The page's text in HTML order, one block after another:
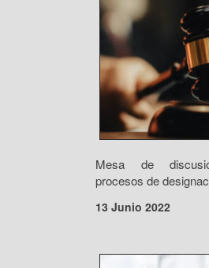
Mesa de
procesos de
13 Junio 2022